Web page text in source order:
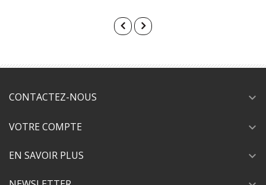
CONTACTEZ-NOUS expand_more
VOTRE COMPTE expand_more
EN SAVOIR PLUS expand_more